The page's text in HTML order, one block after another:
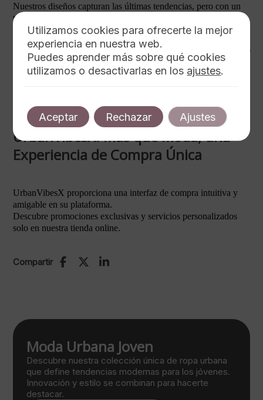
Nuestros diseños capturan las últimas tendencias, pero con un
toque original y fresco.
Cada pieza está pensada para conectarse con
el espíritu vibrante de nuestros clientes.
confort y durabilidad.
UrbanVibesX: Más que Moda, una
Experiencia de Compra Única
UrbanVibesX proporciona una interfaz de compra intuitiva y
amigable en su plataforma.
Descubre promociones exclusivas y servicios personalizados
solo en nuestra tienda online.
Compartir
Moda Urbana Joven
Descubre nuestra colección única de ropa urbana
que define tendencias modernas para los jóvenes.
Innovación y estilo se combinan para hacerte
destacar.
Utilizamos cookies para ofrecerte la mejor
experiencia en nuestra web.
Puedes aprender más sobre qué cookies
utilizamos o desactivarlas en los ajustes.
Aceptar Rechazar Ajustes